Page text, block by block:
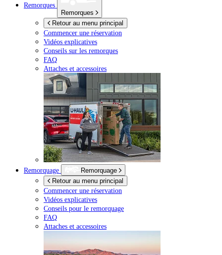
Remorques
Remorques
Retour au menu principal
Commencer une réservation
Vidéos explicatives
Conseils sur les remorques
FAQ
Attaches et accessoires
Remorquage
Remorquage
Retour au menu principal
Commencer une réservation
Vidéos explicatives
Conseils pour le remorquage
FAQ
Attaches et accessoires